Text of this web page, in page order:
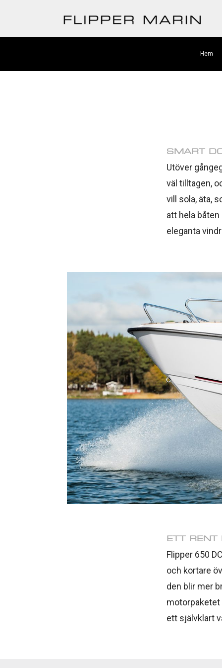
Hem
SMART
Utöver
väl tilltagen,
vill sola, äta,
att hela
eleganta
ETT RENT
Flipper 650
och kortare
den blir mer
motorpaketet
ett självklart